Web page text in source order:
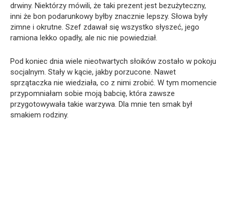
drwiny. Niektórzy mówili, że taki prezent jest bezużyteczny,
inni że bon podarunkowy byłby znacznie lepszy. Słowa były
zimne i okrutne. Szef zdawał się wszystko słyszeć, jego
ramiona lekko opadły, ale nic nie powiedział.
Pod koniec dnia wiele nieotwartych słoików zostało w pokoju
socjalnym. Stały w kącie, jakby porzucone. Nawet
sprzątaczka nie wiedziała, co z nimi zrobić. W tym momencie
przypomniałam sobie moją babcię, która zawsze
przygotowywała takie warzywa. Dla mnie ten smak był
smakiem rodziny.